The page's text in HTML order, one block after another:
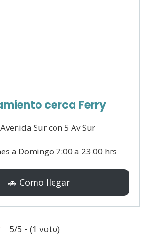
cerca Ferry
Sur con 5 Av Sur
a Domingo 7:00 a 23:00 hrs
🚗 Como llegar
5/5 - (1 voto)